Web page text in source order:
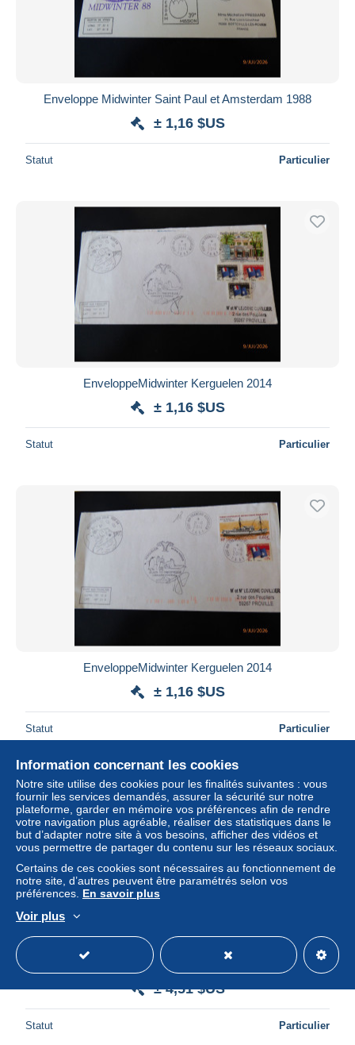
Enveloppe Midwinter Saint Paul et Amsterdam 1988
± 1,16 $US
Statut Particulier
EnveloppeMidwinter Kerguelen 2014
± 1,16 $US
Statut Particulier
EnveloppeMidwinter Kerguelen 2014
± 1,16 $US
Statut Particulier
31 - 80 - enveloppe TAAF Terre Adélie - navire polaire
L'Astrolabe 2017 - cachets illustrés
± 4,51 $US
Statut Particulier
Information concernant les cookies
Notre site utilise des cookies pour les finalités suivantes : vous
fournir les services demandés, assurer la sécurité sur notre
plateforme, garder en mémoire vos préférences afin de rendre
votre navigation plus agréable, réaliser des statistiques dans le
but d’adapter notre site à vos besoins, afficher des vidéos et
vous permettre de partager du contenu sur les réseaux sociaux.
Certains de ces cookies sont nécessaires au fonctionnement de
notre site, d’autres peuvent être paramétrés selon vos
préférences. En savoir plus
Voir plus